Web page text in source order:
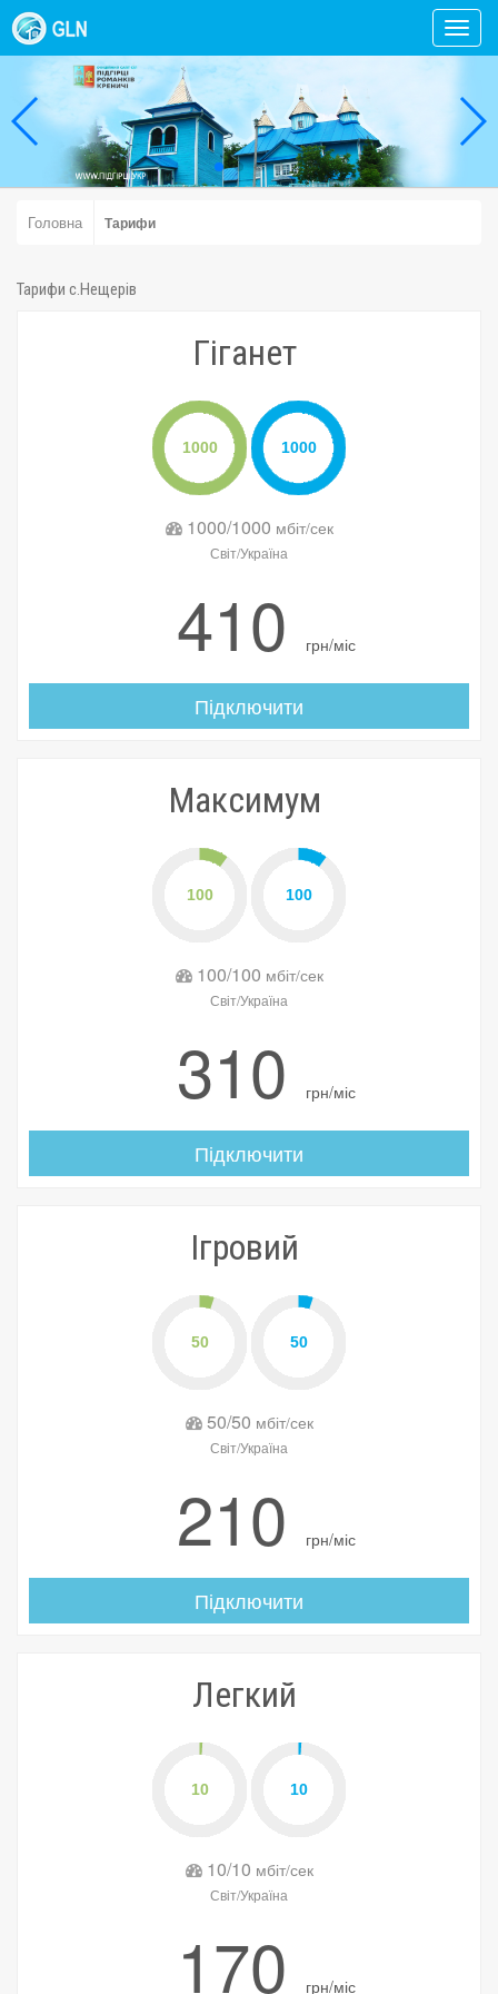
Головна Тарифи
Тарифи c.Нещерів
Гіганет
1000/1000 мбіт/сек
Світ/Україна
410 грн/міс
Підключити
Максимум
100/100 мбіт/сек
Світ/Україна
310 грн/міс
Підключити
Ігровий
50/50 мбіт/сек
Світ/Україна
210 грн/міс
Підключити
Легкий
10/10 мбіт/сек
Світ/Україна
170 грн/міс